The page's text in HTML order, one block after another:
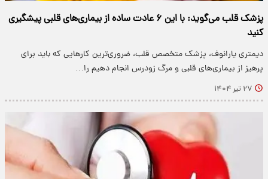
پزشک قلب می‌گوید: با این ۶ عادت ساده از بیماری‌های قلبی پیشگیری
کنید
دیمتری یارانوف، پزشک متخصص قلب،‌ ضروری‌ترین کارهایی که باید برای
پرهیز از بیماری‌های قلبی و مرگ زودرس انجام دهیم را…
۲۷ تیر ۱۴۰۴